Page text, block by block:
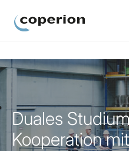
Duales
Kooperation